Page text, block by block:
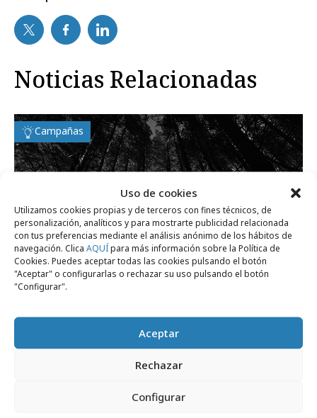
Uso de cookies
Utilizamos cookies propias y de terceros con fines técnicos, de
personalización, analíticos y para mostrarte publicidad relacionada
con tus preferencias mediante el análisis anónimo de los hábitos de
navegación. Clica AQUÍpara más información sobre la Política de
Cookies. Puedes aceptar todas las cookies pulsando el botón
"Aceptar" o configurarlas o rechazar su uso pulsando el botón
"Configurar".
Aceptar
Rechazar
Configurar
Noticias Relacionadas
Campañas
viernes, 10 de julio 2026
Mondraker: Cómo liderar la conversación